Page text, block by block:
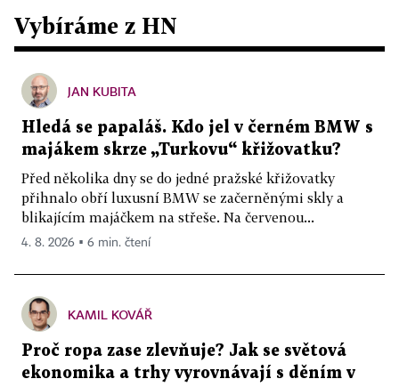
Vybíráme z HN
JAN KUBITA
Hledá se papaláš. Kdo jel v černém BMW s
majákem skrze „Turkovu“ křižovatku?
Před několika dny se do jedné pražské křižovatky
přihnalo obří luxusní BMW se začerněnými skly a
blikajícím majáčkem na střeše. Na červenou...
4. 8. 2026 ▪ 6 min. čtení
KAMIL KOVÁŘ
Proč ropa zase zlevňuje? Jak se světová
ekonomika a trhy vyrovnávají s děním v